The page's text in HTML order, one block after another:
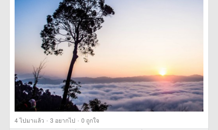
4ไปมาแล้ว · 3 อยากไป · 0 ถูกใจ